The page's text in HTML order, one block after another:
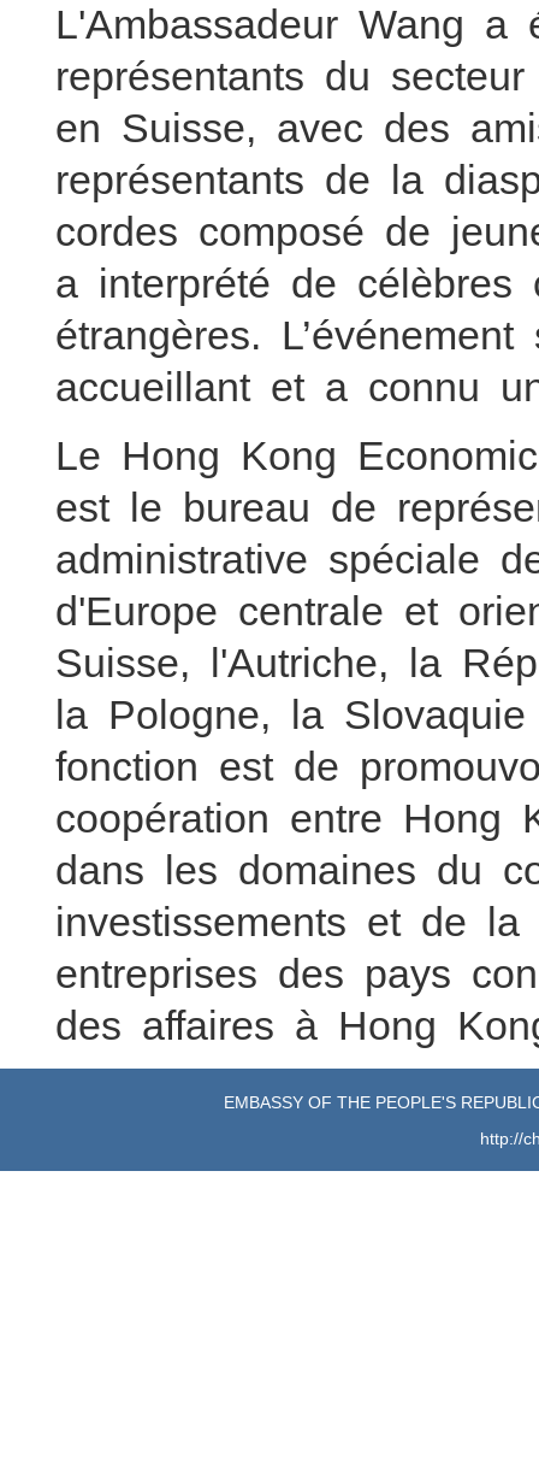
L'Ambassadeur Wang
représentants du
en Suisse, avec des
représentants de la
cordes composé de
a interprété de
étrangères.
accueillant et a connu
Le Hong Kong
est le bureau de
administrative spéciale
d'Europe centrale et
Suisse, l'Autriche, la
la Pologne, la
fonction est de
coopération entre
dans les domaines du
investissements et de
entreprises des pays
des affaires à Hong
EMBASSY OF THE PEOPLE'S
http://